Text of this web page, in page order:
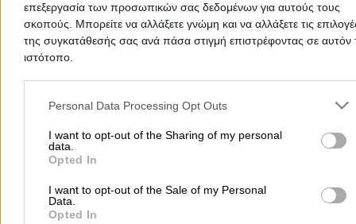
επεξεργασία των προσωπικών σας δεδομένων για αυτούς τους
σκοπούς. Μπορείτε να αλλάξετε γνώμη και να αλλάξετε τις
της συγκατάθεσής σας ανά πάσα στιγμή επιστρέφοντας σε αυτόν
ιστότοπο.
Please note that this website/app uses one or more Google
and may gather and store information including but not limited to
to Google and its third-party tags to use your data for below
purposes in below Google consent section.
Personal Data Processing Opt Outs
I want to opt-out of the Sharing of my personal
data.
Opted In
I want to opt-out of the Sale of my Personal
Data.
Opted In
Δημοφιλείς Αναζητήσεις
Μετακομίσεις & Μεταφορές
Ψυχολόγοι Παιδικοί Σταθμοί Οδοντίατροι
Συνεργεία Αυτοκινήτων
Υδραυλικοί - Υδραυλικές Εγκαταστάσεις
περισσότερα >>
Τοπική Αναζήτηση
Θεσσαλονίκη